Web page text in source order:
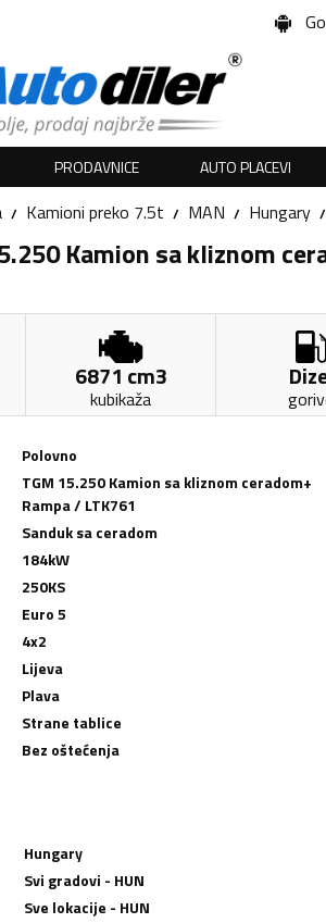
PRODAVNICE AUTO PLACEVI
Kamioni preko 7.5t MAN Hungary
Kamion sa kliznom
6871 cm3
kubikaža
Polovno
TGM 15.250 Kamion sa kliznom ceradom+
Rampa / LTK761
Sanduk sa ceradom
184kW
250KS
Euro 5
4x2
Lijeva
Plava
Strane tablice
Bez oštećenja
Hungary
Svi gradovi - HUN
Sve lokacije - HUN